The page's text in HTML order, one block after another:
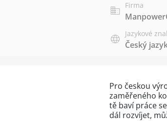
Firma
Jazykové
Český
Pro českou
zaměřeného
tě baví práce
dál rozvíjet,